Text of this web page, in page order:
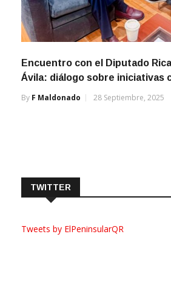
Encuentro con el Diputado
Ávila: diálogo sobre iniciativas
By F Maldonado 28 Septiembre, 2025
TWITTER
Tweets by ElPeninsularQR